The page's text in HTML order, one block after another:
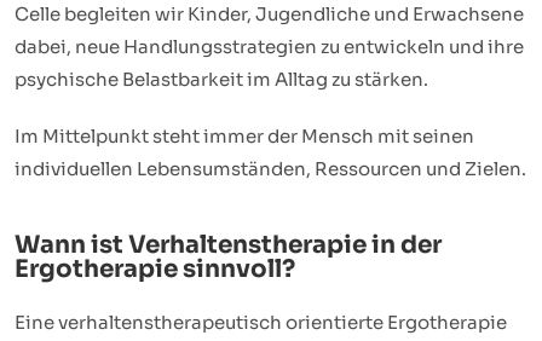
Celle begleiten wir Kinder, Jugendliche und Erwachsene
dabei, neue Handlungsstrategien zu entwickeln und ihre
psychische Belastbarkeit im Alltag zu stärken.
Im Mittelpunkt steht immer der Mensch mit seinen
individuellen Lebensumständen, Ressourcen und Zielen.
Wann ist Verhaltenstherapie in der
Ergotherapie sinnvoll?
Eine verhaltenstherapeutisch orientierte Ergotherapie